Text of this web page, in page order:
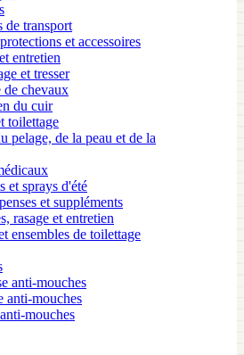
de transport
et accessoires
entretien
et tresser
de chevaux
du cuir
toilettage
pelage, de la peau et de la
et sprays d'été
et suppléments
rasage et entretien
ensembles de toilettage
anti-mouches
anti-mouches
mouches